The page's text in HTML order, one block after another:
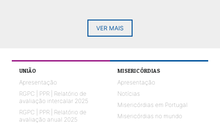
VER MAIS
UNIÃO
Apresentação
RGPC | PPR | Relatório de
avaliação intercalar 2025
RGPC | PPR | Relatório de
avaliação anual 2025
MISERICÓRDIAS
Apresentação
Notícias
Misericórdias em Portugal
Misericórdias no mundo